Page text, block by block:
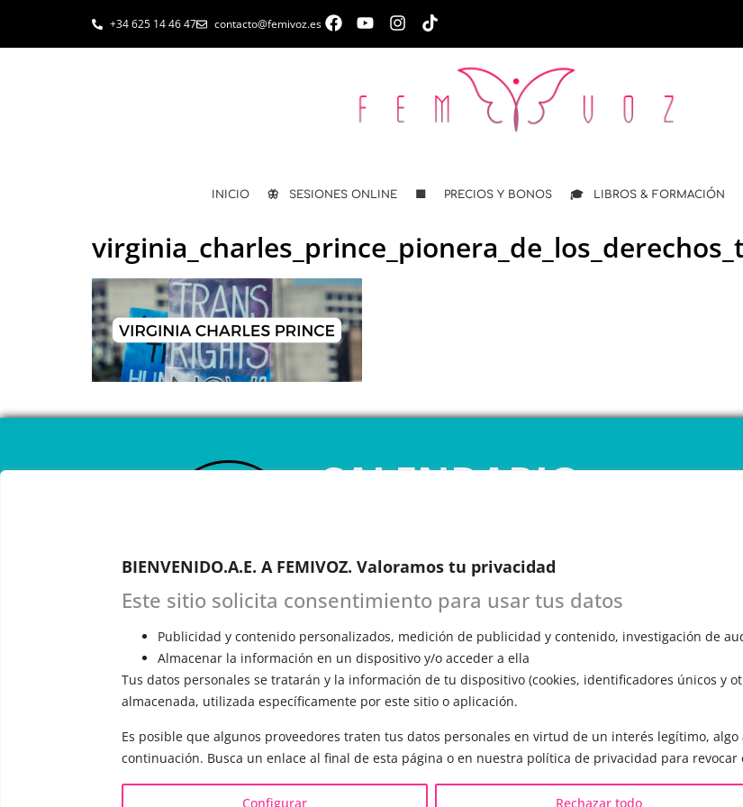
BIENVENIDO.A.E. A FEMIVOZ. Valoramos tu privacidad
Este sitio solicita consentimiento para usar tus datos
Publicidad y contenido personalizados, medición de publicidad y contenido, investigación de
Almacenar la información en un dispositivo y/o acceder a ella
Tus datos personales se tratarán y la información de tu dispositivo (cookies, identificadores únicos y
almacenada, utilizada específicamente por este sitio o aplicación.
Es posible que algunos proveedores traten tus datos personales en virtud de un interés legítimo,
continuación. Busca un enlace al final de esta página o en nuestra política de privacidad para
Configurar Rechazar todo
+34 625 14 46 47 contacto@femivoz.es
INICIO 🦋 SESIONES ONLINE 🟨 PRECIOS Y BONOS 🎓 LIBROS & FORMACIÓN
CALENDARIO
RESERVA TU 1ª CITA GRATUITA con Mariela
Astudillo. En esta primera cita, evaluará tu voz, te
explicará cómo funciona el entrenamiento vocal y
responderá a todas tus preguntas.
INFORMACIÓN
¿Quién es Mariela Astudillo?
VOCES LGBTQIA+ 🏳️‍🌈
▪️ Feminización de la voz
OTRAS
▪️ Caracterización